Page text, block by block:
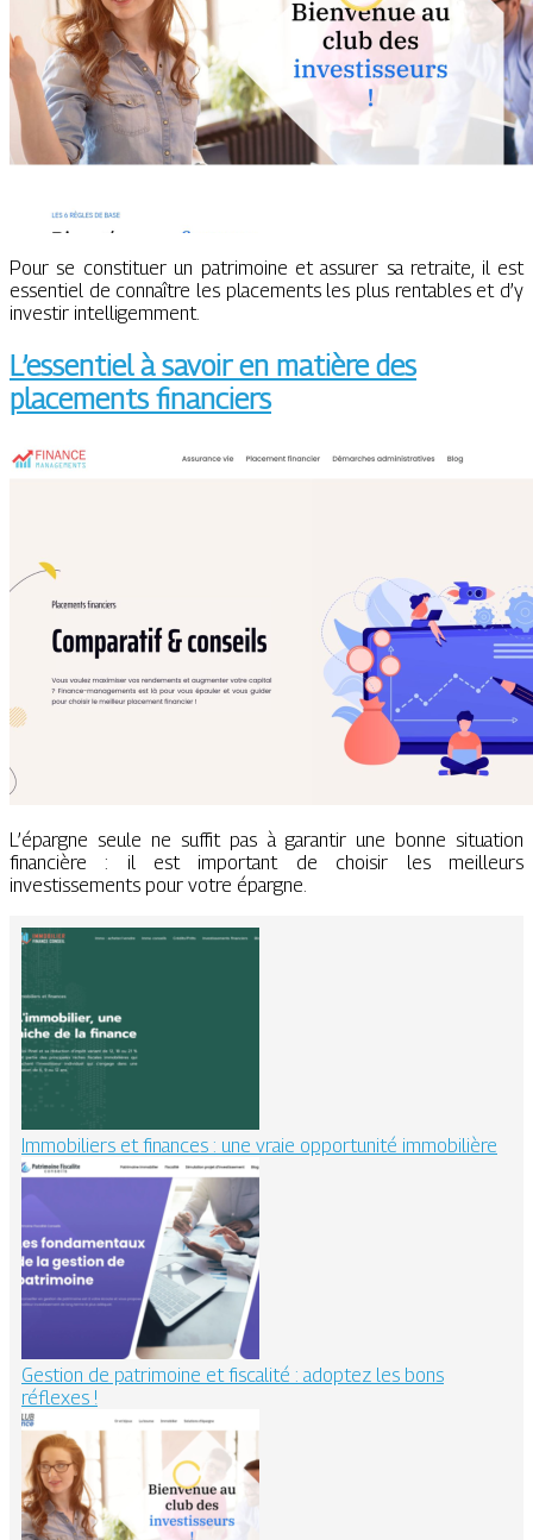
Pour se constituer un patrimoine et assurer sa retraite, il est
essentiel de connaître les placements les plus rentables et d’y
investir intelligemment.
L’essentiel à savoir en matière des
placements financiers
L’épargne seule ne suffit pas à garantir une bonne situation
financière : il est important de choisir les meilleurs
investissements pour votre épargne.
Immobiliers et finances : une vraie opportunité immobilière
Gestion de patrimoine et fiscalité : adoptez les bons
réflexes !